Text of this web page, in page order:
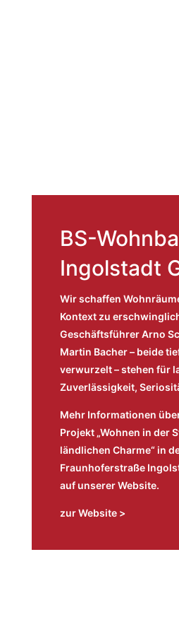
BS-
Ingolstadt
Wir schaffen
Kontext zu
Geschäftsführer Arno
Martin Bacher – beide
verwurzelt – stehen für
Zuverlässigkeit,
Mehr Informationen
Projekt „Wohnen in der
ländlichen Charme“ in
Fraunhoferstraße
auf unserer Website.
zur Website >